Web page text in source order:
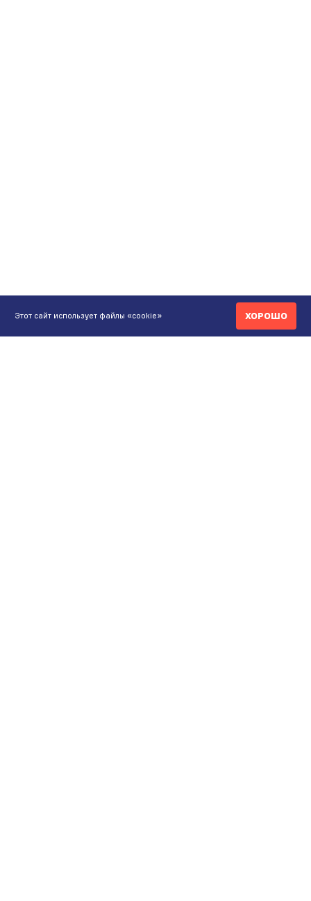
Этот сайт использует файлы «cookie» ХОРОШО